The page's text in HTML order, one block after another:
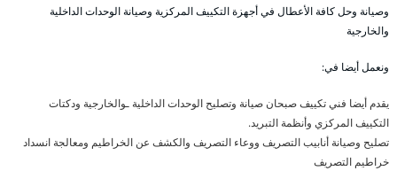
وصيانة وحل كافة الأعطال في أجهزة التكييف المركزية وصيانة الوحدات الداخلية
والخارجية
ونعمل أيضا في:
يقدم أيضا فني تكييف صبحان صيانة وتصليح الوحدات الداخلية ـوالخارجية ودكتات
التكييف المركزي وأنظمة التبريد.
تصليح وصيانة أنابيب التصريف ووعاء التصريف والكشف عن الخراطيم ومعالجة انسداد
خراطيم التصريف